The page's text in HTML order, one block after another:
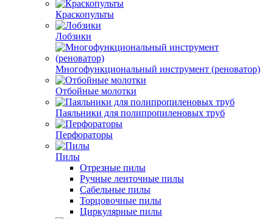
Краскопульты
Лобзики
Многофункциональный инструмент (реноватор)
Отбойные молотки
Паяльники для полипропиленовых труб
Перфораторы
Пилы
Отрезные пилы
Ручные ленточные пилы
Сабельные пилы
Торцовочные пилы
Циркулярные пилы